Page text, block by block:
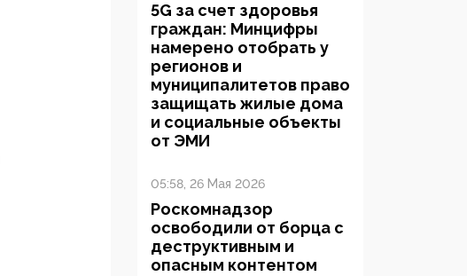
5G за счет здоровья
граждан: Минцифры
намерено отобрать у
регионов и
муниципалитетов право
защищать жилые дома
и социальные объекты
от ЭМИ
05:58, 26 Мая 2026
Роскомнадзор
освободили от борца с
деструктивным и
опасным контентом